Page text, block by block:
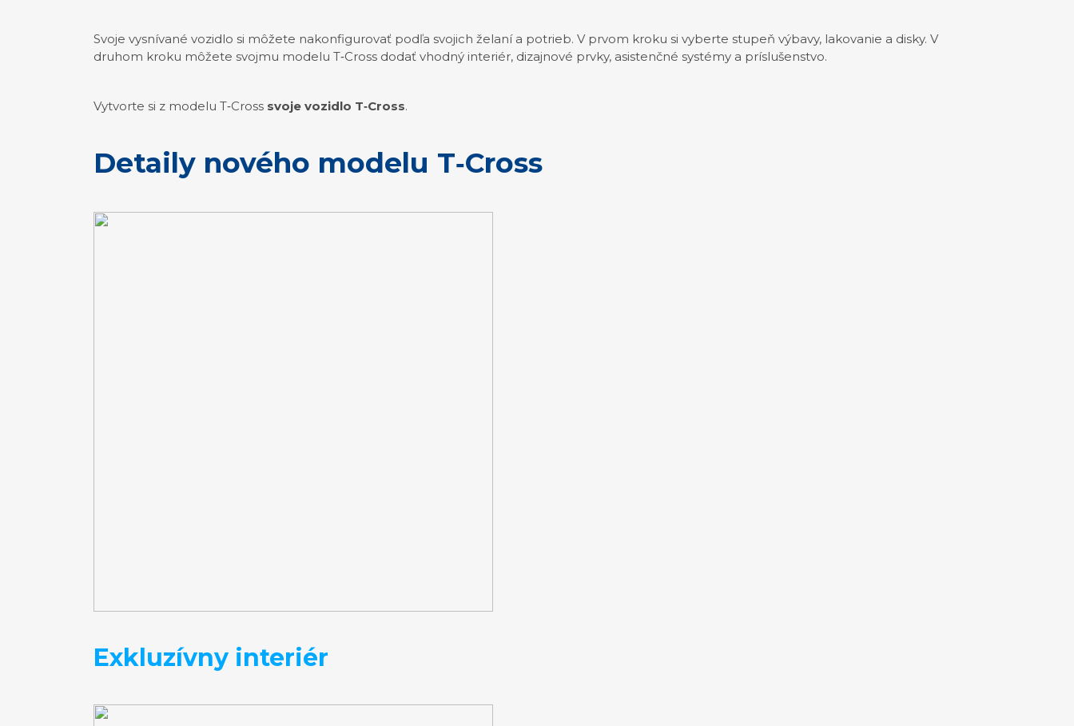
Svoje vysnívané vozidlo si môžete nakonfigurovať podľa svojich želaní a potrieb. V prvom kroku si vyberte stupeň výbavy, lakovanie a disky. V
druhom kroku môžete svojmu modelu T‑Cross dodať vhodný interiér, dizajnové prvky, asistenčné systémy a príslušenstvo.
Vytvorte si z modelu T‑Cross svoje vozidlo T‑Cross.
Detaily nového modelu T‑Cross
Exkluzívny interiér